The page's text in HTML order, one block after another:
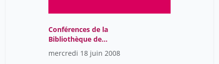
Conférences de la
Bibliothèque de
l’Université de Genève
2018
mercredi 18 juin 2008